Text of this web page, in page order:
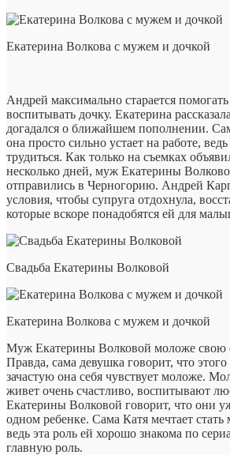
Екатерина Волкова с мужем и дочкой
Андрей максимально старается
воспитывать дочку. Екатерина
догадался о ближайшем пополнении.
она просто сильно устает на работе,
трудиться. Как только на съемках
несколько дней, муж Екатерины
отправились в Черногорию. Андрей
условия, чтобы супруга отдохнула,
которые вскоре понадобятся ей для
Свадьба Екатерины Волковой
Екатерина Волкова с мужем и дочкой
Муж Екатерины Волковой моложе свою
Правда, сама девушка говорит, что
зачастую она себя чувствует моложе.
живет очень счастливо, воспитывают
Екатерины Волковой говорит, что они
одном ребенке. Сама Катя мечтает
ведь эта роль ей хорошо знакома по
главную роль.